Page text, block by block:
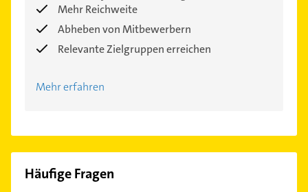
Mehr Reichweite
Abheben von Mitbewerbern
Relevante Zielgruppen erreichen
Mehr erfahren
Häufige Fragen